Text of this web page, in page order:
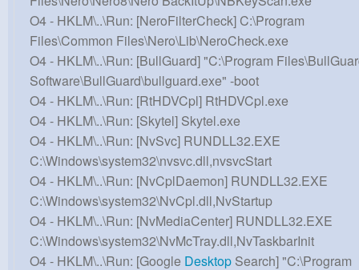
O4 - HKLM\..\Run: [NeroFilterCheck] C:\Program
Files\Common Files\Nero\Lib\NeroCheck.exe
O4 - HKLM\..\Run: [BullGuard] "C:\Program
Software\BullGuard\bullguard.exe" -boot
O4 - HKLM\..\Run: [RtHDVCpl] RtHDVCpl.exe
O4 - HKLM\..\Run: [Skytel] Skytel.exe
O4 - HKLM\..\Run: [NvSvc] RUNDLL32.EXE
C:\Windows\system32\nvsvc.dll,nvsvcStart
O4 - HKLM\..\Run: [NvCplDaemon] RUNDLL32.EXE
C:\Windows\system32\NvCpl.dll,NvStartup
O4 - HKLM\..\Run: [NvMediaCenter] RUNDLL32.EXE
C:\Windows\system32\NvMcTray.dll,NvTaskbarInit
O4 - HKLM\..\Run: [Google Desktop Search] "C:\Program